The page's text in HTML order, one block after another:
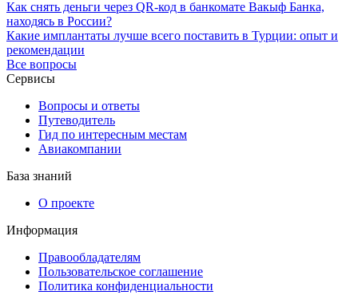
Как снять деньги через QR-код в банкомате Вакыф Банка,
находясь в России?
Какие имплантаты лучше всего поставить в Турции: опыт и
рекомендации
Все вопросы
Сервисы
Вопросы и ответы
Путеводитель
Гид по интересным местам
Авиакомпании
База знаний
О проекте
Информация
Правообладателям
Пользовательское соглашение
Политика конфиденциальности